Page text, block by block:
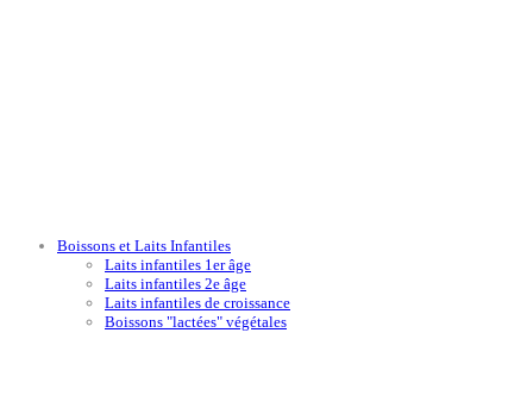
Boissons et Laits Infantiles
Laits infantiles 1er âge
Laits infantiles 2e âge
Laits infantiles de croissance
Boissons "lactées" végétales